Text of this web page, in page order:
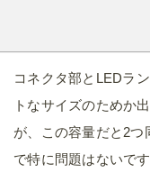
コネクタ部とLEDラ
トなサイズのためか
が、この容量だと2
で特に問題はないです